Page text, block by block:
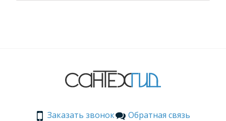
Заказать звонок Обратная связь